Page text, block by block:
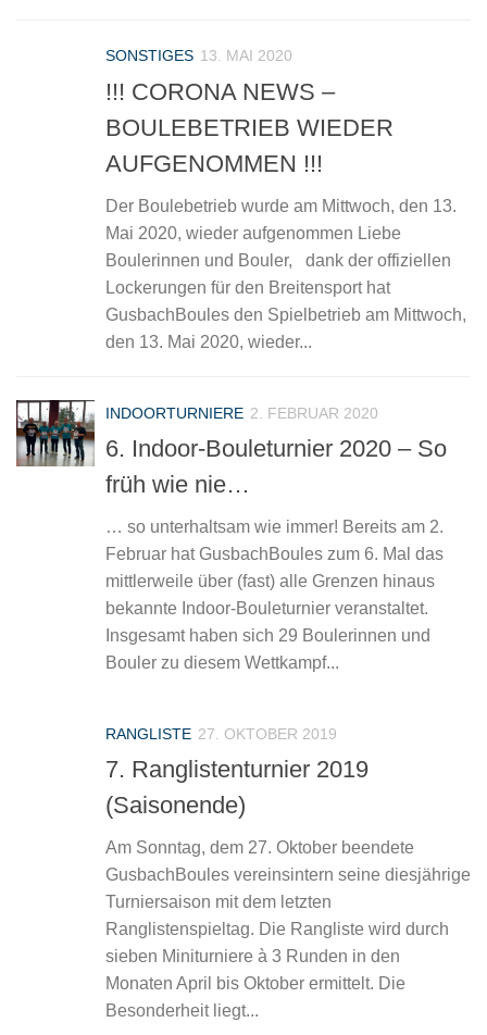
SONSTIGES 13. MAI 2020
!!! CORONA NEWS –
BOULEBETRIEB WIEDER
AUFGENOMMEN !!!
Der Boulebetrieb wurde am Mittwoch, den 13.
Mai 2020, wieder aufgenommen Liebe
Boulerinnen und Bouler, dank der offiziellen
Lockerungen für den Breitensport hat
GusbachBoules den Spielbetrieb am Mittwoch,
den 13. Mai 2020, wieder...
INDOORTURNIERE 2. FEBRUAR 2020
6. Indoor-Bouleturnier 2020 – So
früh wie nie…
… so unterhaltsam wie immer! Bereits am 2.
Februar hat GusbachBoules zum 6. Mal das
mittlerweile über (fast) alle Grenzen hinaus
bekannte Indoor-Bouleturnier veranstaltet.
Insgesamt haben sich 29 Boulerinnen und
Bouler zu diesem Wettkampf...
RANGLISTE 27. OKTOBER 2019
7. Ranglistenturnier 2019
(Saisonende)
Am Sonntag, dem 27. Oktober beendete
GusbachBoules vereinsintern seine diesjährige
Turniersaison mit dem letzten
Ranglistenspieltag. Die Rangliste wird durch
sieben Miniturniere à 3 Runden in den
Monaten April bis Oktober ermittelt. Die
Besonderheit liegt...